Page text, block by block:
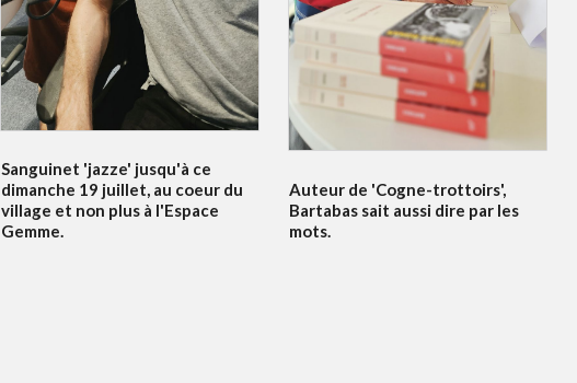
Sanguinet 'jazze' jusqu'à ce
dimanche 19 juillet, au coeur du
village et non plus à l'Espace
Gemme.
Auteur de 'Cogne-trottoirs',
Bartabas sait aussi dire par les
mots.